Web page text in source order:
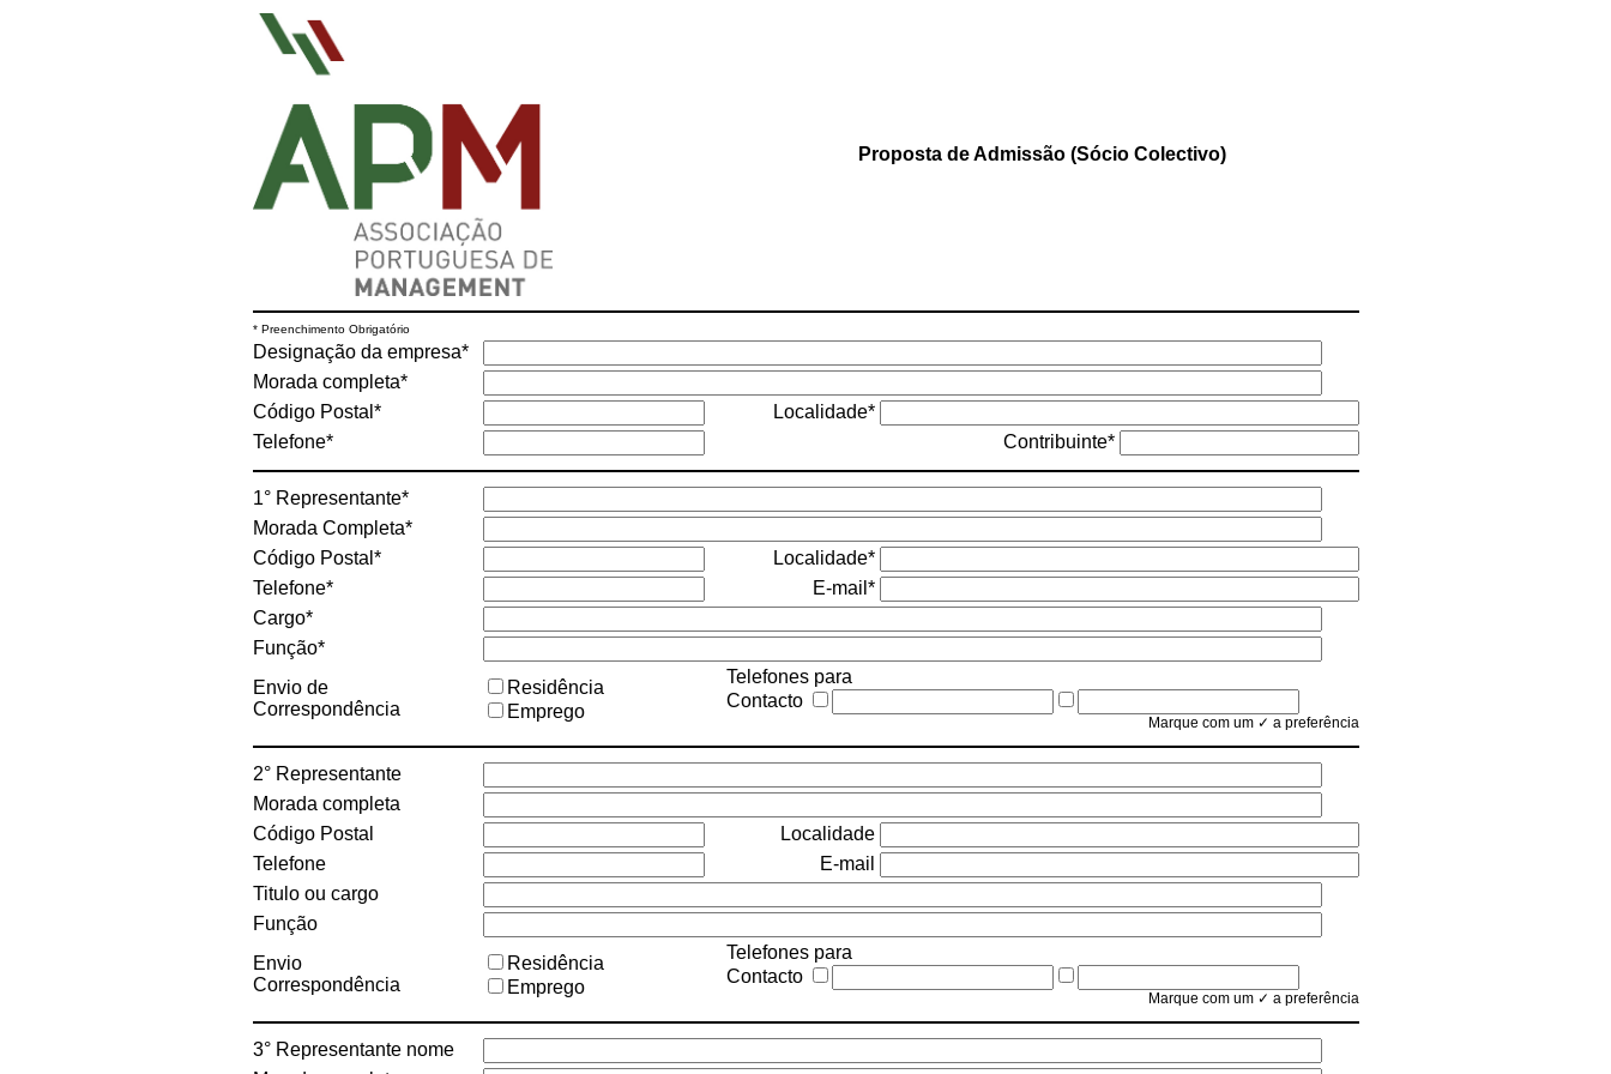
Proposta de Admissão (Sócio Colectivo)
* Preenchimento Obrigatório
Designação da empresa*
Morada completa*
Código Postal*
Localidade*
Telefone*
Contribuinte*
1° Representante*
Morada Completa*
Código Postal*
Localidade*
Telefone*
E-mail*
Cargo*
Função*
Envio de
Correspondência
Residência
Emprego
Telefones para
Contacto
Marque com um ✓ a preferência
2° Representante
Morada completa
Código Postal
Localidade
Telefone
E-mail
Titulo ou cargo
Função
Envio
Correspondência
Residência
Emprego
Telefones para
Contacto
Marque com um ✓ a preferência
3° Representante nome